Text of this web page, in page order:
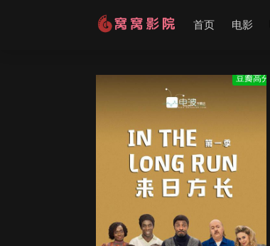
首页 电影
豆瓣高分